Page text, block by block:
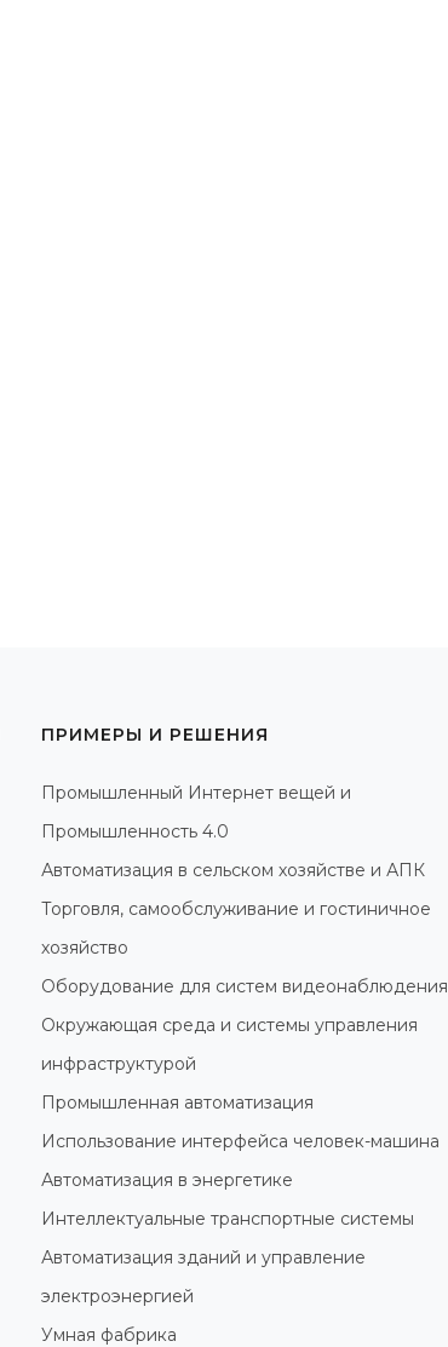
ПРИМЕРЫ И РЕШЕНИЯ
Промышленный Интернет вещей и
Промышленность 4.0
Автоматизация в сельском хозяйстве и АПК
Торговля, самообслуживание и гостиничное
хозяйство
Оборудование для систем видеонаблюдения
Окружающая среда и системы управления
инфраструктурой
Промышленная автоматизация
Использование интерфейса человек-машина
Автоматизация в энергетике
Интеллектуальные транспортные системы
Автоматизация зданий и управление
электроэнергией
Умная фабрика